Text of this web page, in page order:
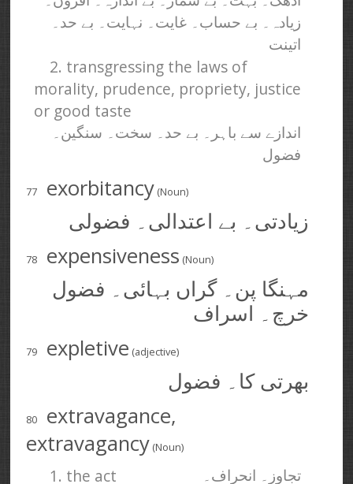
زیادہ۔ بے حساب۔ غایت۔ نہایت۔ بے حد۔
اتینت
2. transgressing the laws of
morality, prudence, propriety, justice
or good taste
اندازے سے باہر۔ بے حد۔ سخت۔ سنگین۔
فضول
77 exorbitancy (Noun)
زیادتی۔ بے اعتدالی۔ فضولی
78 expensiveness (Noun)
مہنگا پن۔ گراں بہائی۔ فضول
خرچ۔ اسراف
79 expletive (adjective)
بھرتی کا۔ فضول
80 extravagance,
extravagancy (Noun)
1. the act تجاوز۔ انحراف۔